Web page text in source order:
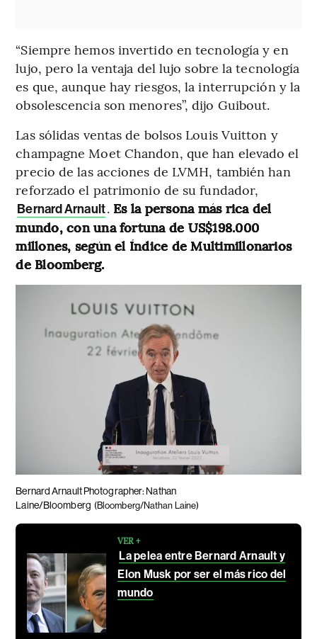
“Siempre hemos invertido en tecnología y en
lujo, pero la ventaja del lujo sobre la tecnología
es que, aunque hay riesgos, la interrupción y la
obsolescencia son menores”, dijo Guibout.
Las sólidas ventas de bolsos Louis Vuitton y
champagne Moet Chandon, que han elevado el
precio de las acciones de LVMH, también han
reforzado el patrimonio de su fundador,
Bernard Arnault. Es la persona más rica del
mundo, con una fortuna de US$198.000
millones, según el Índice de Multimillonarios
de Bloomberg.
Bernard Arnault Photographer: Nathan
Laine/Bloomberg (Bloomberg/Nathan Laine)
VER +
La pelea entre Bernard Arnault y
Elon Musk por ser el más rico del
mundo